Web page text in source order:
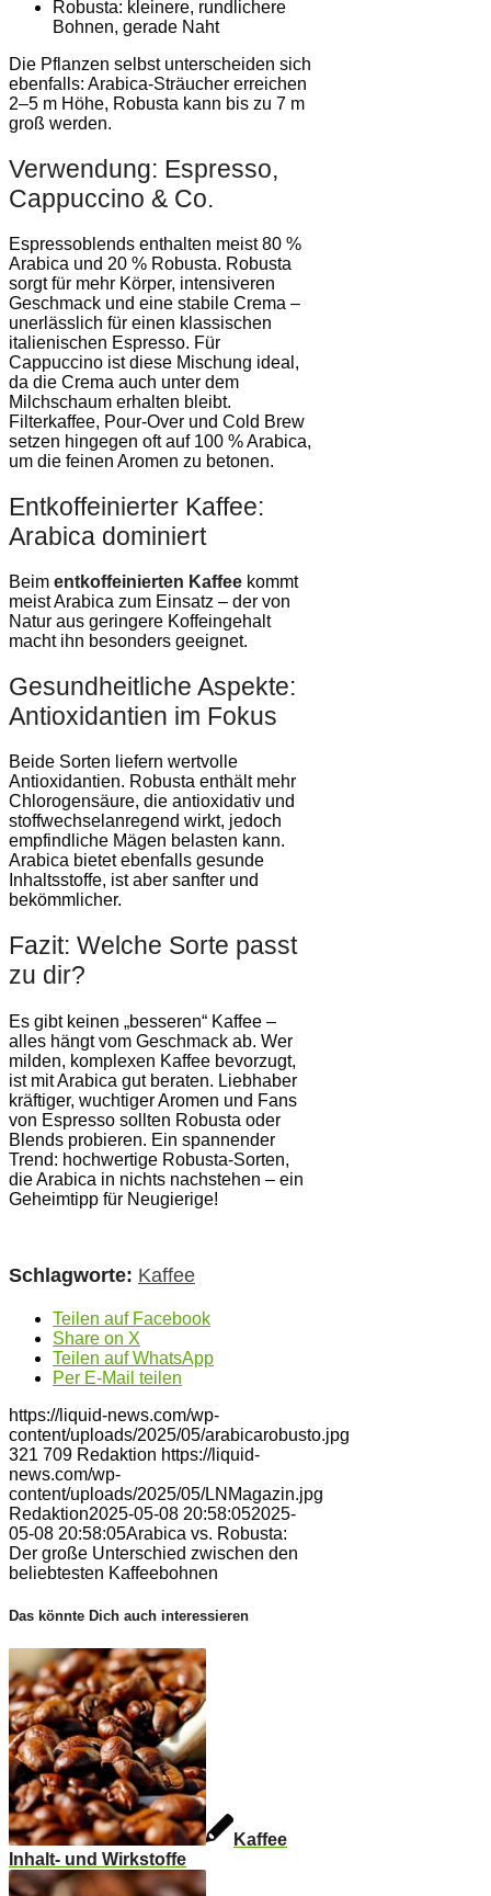
Robusta: kleinere, rundlichere
Bohnen, gerade Naht
Die Pflanzen selbst unterscheiden sich
ebenfalls: Arabica-Sträucher erreichen
2–5 m Höhe, Robusta kann bis zu 7 m
groß werden.
Verwendung: Espresso,
Cappuccino & Co.
Espressoblends enthalten meist 80 %
Arabica und 20 % Robusta. Robusta
sorgt für mehr Körper, intensiveren
Geschmack und eine stabile Crema –
unerlässlich für einen klassischen
italienischen Espresso. Für
Cappuccino ist diese Mischung ideal,
da die Crema auch unter dem
Milchschaum erhalten bleibt.
Filterkaffee, Pour-Over und Cold Brew
setzen hingegen oft auf 100 % Arabica,
um die feinen Aromen zu betonen.
Entkoffeinierter Kaffee:
Arabica dominiert
Beim entkoffeinierten Kaffee kommt
meist Arabica zum Einsatz – der von
Natur aus geringere Koffeingehalt
macht ihn besonders geeignet.
Gesundheitliche Aspekte:
Antioxidantien im Fokus
Beide Sorten liefern wertvolle
Antioxidantien. Robusta enthält mehr
Chlorogensäure, die antioxidativ und
stoffwechselanregend wirkt, jedoch
empfindliche Mägen belasten kann.
Arabica bietet ebenfalls gesunde
Inhaltsstoffe, ist aber sanfter und
bekömmlicher.
Fazit: Welche Sorte passt
zu dir?
Es gibt keinen „besseren“ Kaffee –
alles hängt vom Geschmack ab. Wer
milden, komplexen Kaffee bevorzugt,
ist mit Arabica gut beraten. Liebhaber
kräftiger, wuchtiger Aromen und Fans
von Espresso sollten Robusta oder
Blends probieren. Ein spannender
Trend: hochwertige Robusta-Sorten,
die Arabica in nichts nachstehen – ein
Geheimtipp für Neugierige!
Schlagworte: Kaffee
Teilen auf Facebook
Share on X
Teilen auf WhatsApp
Per E-Mail teilen
https://liquid-news.com/wp-
content/uploads/2025/05/arabicarobusto.jpg
321 709 Redaktion https://liquid-
news.com/wp-
content/uploads/2025/05/LNMagazin.jpg
Redaktion2025-05-08 20:58:052025-
05-08 20:58:05Arabica vs. Robusta:
Der große Unterschied zwischen den
beliebtesten Kaffeebohnen
Das könnte Dich auch interessieren
Kaffee
Inhalt- und Wirkstoffe